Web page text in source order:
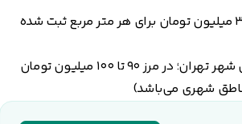
در سال 1401، میانگین قیمت مسکن در شهر تهران، نزدیک به 30 میلیون تومان برای هر متر مربع ثبت شده
در سال 1403 و تا زمان نگارش این مقاله، میانگین قیمت مسکن شهر تهران؛ در مرز 90 تا 100 میلیون تومان
شهری می‌باشد)